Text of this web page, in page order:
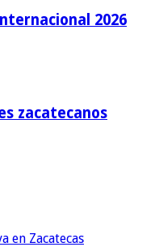
2026
zacatecanos